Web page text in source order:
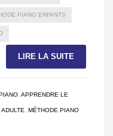
PIANO ENFANTS
LIRE LA SUITE
APPRENDRE LE
MÉTHODE PIANO